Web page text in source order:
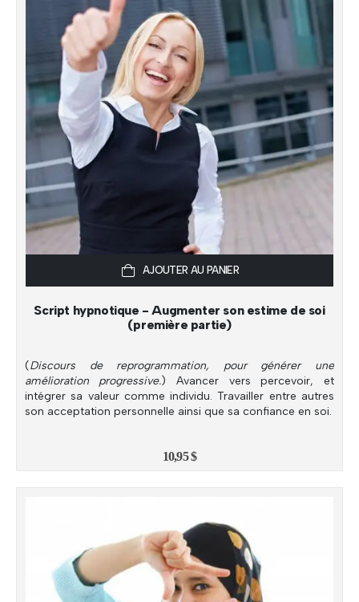
AJOUTER AU PANIER
Script hypnotique - Augmenter son estime de soi
(première partie)
(Discours de reprogrammation, pour générer une
amélioration progressive.) Avancer vers percevoir, et
intégrer sa valeur comme individu. Travailler entre autres
son acceptation personnelle ainsi que sa confiance en soi.
10,95$